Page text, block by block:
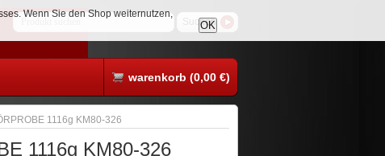
warenkorb (0,00 €)
1116g KM80-326
1116g KM80-326
Wenn Sie den Shop weiternutzen,
OK